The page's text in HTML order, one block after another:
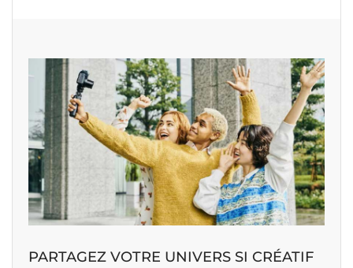
PARTAGEZ VOTRE UNIVERS SI CRÉATIF